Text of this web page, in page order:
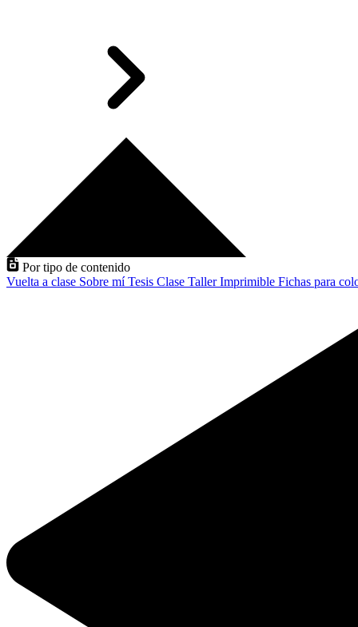
Por tipo de contenido
Vuelta a clase Sobre míTesis Clase TallerImprimible Fichas para